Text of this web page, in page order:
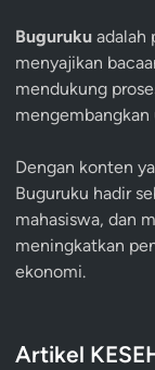
Buguruku adalah
menyajikan
mendukung
mengembangkan
Dengan konten
Buguruku hadir
mahasiswa, dan
meningkatkan
ekonomi.
Artikel